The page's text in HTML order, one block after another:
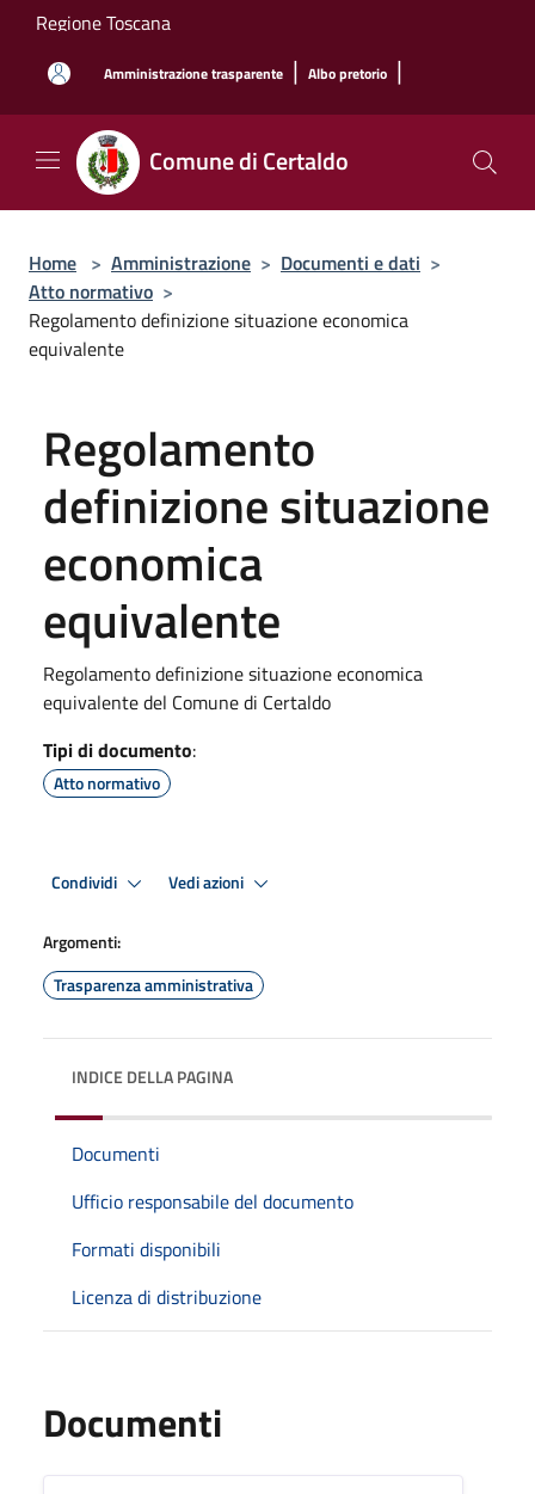
Salta al contenuto principale
Regione Toscana
Amministrazione trasparente | Albo pretorio |
Comune di Certaldo
Home > Amministrazione > Documenti e dati >
Atto normativo >
Regolamento definizione situazione economica
equivalente
Regolamento
definizione situazione
economica
equivalente
Regolamento definizione situazione economica
equivalente del Comune di Certaldo
Tipi di documento:
Atto normativo
Condividi Vedi azioni
Argomenti:
Trasparenza amministrativa
INDICE DELLA PAGINA
Documenti
Ufficio responsabile del documento
Formati disponibili
Licenza di distribuzione
Documenti